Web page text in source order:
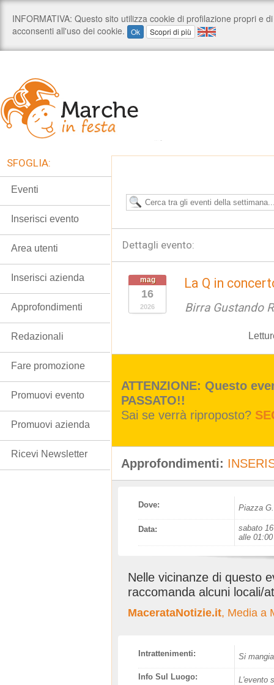
Dettagli evento:
mag
16
2026
La Q in
Birra Gustando
ATTENZIONE: Questo
PASSATO!!
Sai se verrà riproposto?
Approfondimenti:
Dove: Piazza
Data:
sabato
alle 01:00
Nelle vicinanze di questo
raccomanda alcuni locali/
MacerataNotizie.it, Media a
Intrattenimenti: Si
Info Sul Luogo: L'evento
SFOGLIA:
Eventi
Inserisci evento
Area utenti
Inserisci azienda
Approfondimenti
Redazionali
Fare promozione
Promuovi evento
Promuovi azienda
Ricevi Newsletter